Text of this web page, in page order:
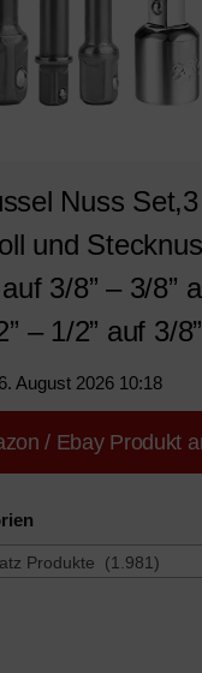
Nuss
und
3/8” – 3/8”
– 1/2” auf 3/8”
August 2026 10:18
/ Ebay Produkt
Produkte (1.981)